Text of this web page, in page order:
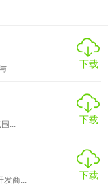
为，解锁更高级的
获取稀有装备和道
提升门派地位，解
...
下载
...
下载
商...
下载